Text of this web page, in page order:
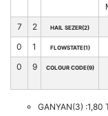
7 2 HAIL SEZER(2)
0 1 FLOWSTATE(1)
0 9 COLOUR CODE(9)
GANYAN(3) :1,80